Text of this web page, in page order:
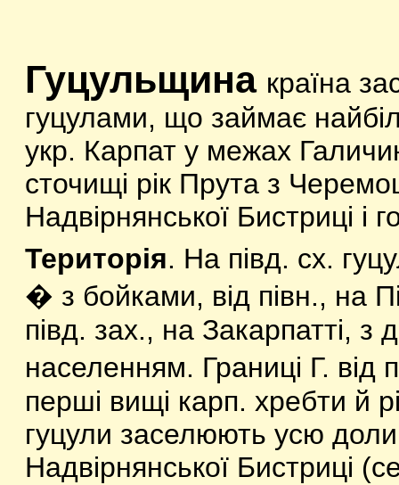
Гуцульщина країна
гуцулами, що займає
укр. Карпат у межах
сточищі рік Прута з
Надвірнянської Бистриці і
Територія. На півд. сх.
� з бойками, від півн., на
півд. зах., на Закарпатті, з
населенням. Границі Г. від
перші вищі карп. хребти й
гуцули заселюють усю
Надвірнянської Бистриці